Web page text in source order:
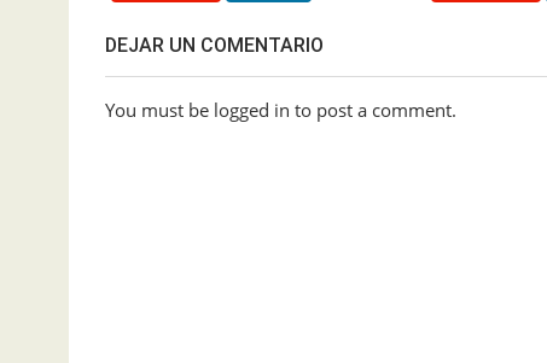
DEJAR UN COMENTARIO
You must be logged in to post a comment.